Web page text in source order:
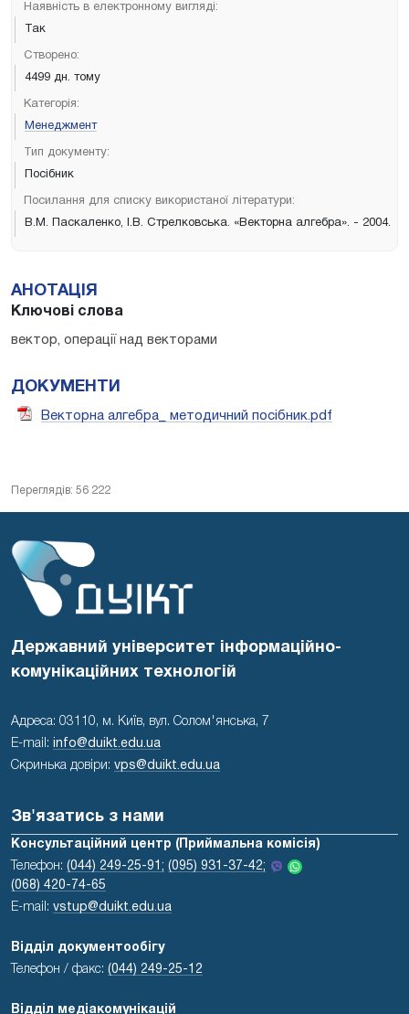
Наявність в електронному вигляді:
Так
Створено:
4499 дн. тому
Категорія:
Менеджмент
Тип документу:
Посібник
Посилання для списку використаної літератури:
В.М. Паскаленко, І.В. Стрелковська. «Векторна алгебра». - 2004.
АНОТАЦІЯ
Ключові слова
вектор, операції над векторами
ДОКУМЕНТИ
Векторна алгебра_ методичний посібник.pdf
Переглядів: 56 222
Державний університет інформаційно-
комунікаційних технологій
Адреса: 03110, м. Київ, вул. Солом'янська, 7
E-mail:
info@duikt.edu.ua
Скринька довіри: vps@duikt.edu.ua
Зв'язатись з нами
Консультаційний центр (Приймальна комісія)
Телефон: (044) 249-25-91; (095) 931-37-42;
(068) 420-74-65
E-mail: vstup@duikt.edu.ua
Відділ документообігу
Телефон / факс: (044) 249-25-12
Відділ медіакомунікацій